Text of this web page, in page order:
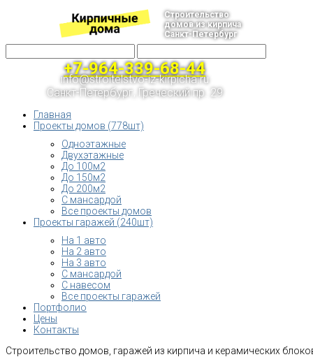
Строительство
домов из кирпича
Санкт-Петербург
+7-964-339-68-44
info@stroitelstvo-iz-kirpicha.ru
Санкт-Петербург, Греческий пр. 29
Главная
Проекты домов (778шт)
Одноэтажные
Двухэтажные
До 100м2
До 150м2
До 200м2
С мансардой
Все проекты домов
Проекты гаражей (240шт)
На 1 авто
На 2 авто
На 3 авто
С мансардой
С навесом
Все проекты гаражей
Портфолио
Цены
Контакты
Строительство домов, гаражей из кирпича и керамических